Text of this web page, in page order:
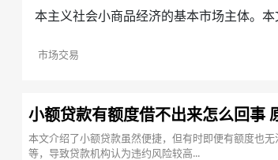
本主义社会小商品经济的基本市场主体。
市场交易
小额贷款有额度借不出来怎么回事
本文介绍了小额贷款虽然便捷，但有时即便有额度也
等，导致贷款机构认为违约风险较高...